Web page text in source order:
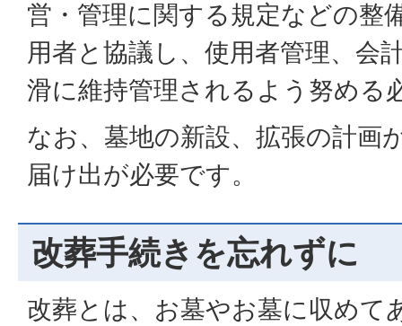
営・管理に関する規定などの整
用者と協議し、使用者管理、会
滑に維持管理されるよう努める
なお、墓地の新設、拡張の計画
届け出が必要です。
改葬手続きを忘れずに
改葬とは、お墓やお墓に収めて